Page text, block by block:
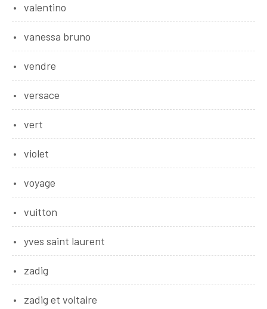
valentino
vanessa bruno
vendre
versace
vert
violet
voyage
vuitton
yves saint laurent
zadig
zadig et voltaire